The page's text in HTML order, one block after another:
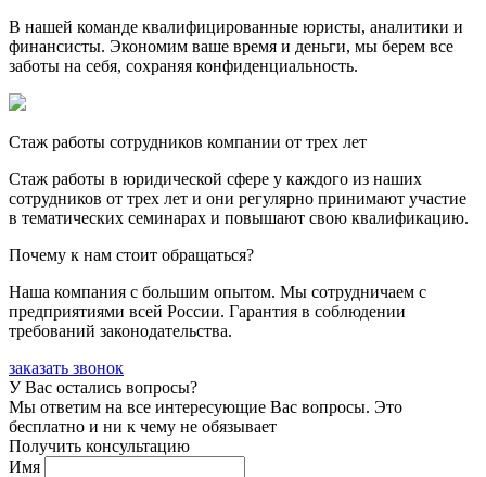
В нашей команде квалифицированные юристы, аналитики и
финансисты. Экономим ваше время и деньги, мы берем все
заботы на себя, сохраняя конфиденциальность.
Стаж работы сотрудников компании от трех лет
Стаж работы в юридической сфере у каждого из наших
сотрудников от трех лет и они регулярно принимают участие
в тематических семинарах и повышают свою квалификацию.
Почему к нам стоит обращаться?
Наша компания с большим опытом. Мы сотрудничаем с
предприятиями всей России. Гарантия в соблюдении
требований законодательства.
заказать звонок
У Вас остались вопросы?
Мы ответим на все интересующие Вас вопросы. Это
бесплатно и ни к чему не обязывает
Получить консультацию
Имя